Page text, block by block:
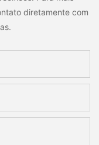
diretamente com